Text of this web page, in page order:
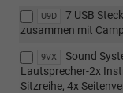
U9D
7 USB
zusammen mit
9VX
Sound
Lautsprecher-2x
Sitzreihe, 4x